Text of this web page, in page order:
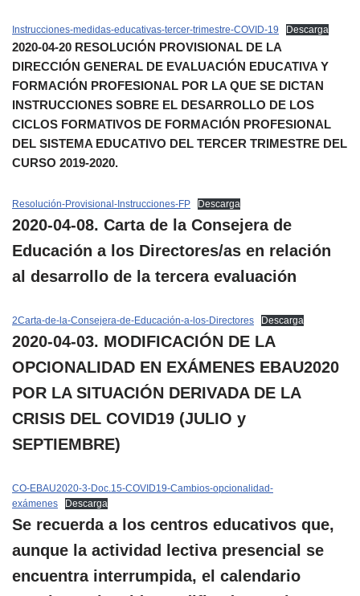
Instrucciones-medidas-educativas-tercer-trimestre-COVID-19 Descarga
2020-04-20 RESOLUCIÓN PROVISIONAL DE LA
DIRECCIÓN GENERAL DE EVALUACIÓN EDUCATIVA Y
FORMACIÓN PROFESIONAL POR LA QUE SE DICTAN
INSTRUCCIONES SOBRE EL DESARROLLO DE LOS
CICLOS FORMATIVOS DE FORMACIÓN PROFESIONAL
DEL SISTEMA EDUCATIVO DEL TERCER TRIMESTRE DEL
CURSO 2019-2020.
Resolución-Provisional-Instrucciones-FP Descarga
2020-04-08. Carta de la Consejera de
Educación a los Directores/as en relación
al desarrollo de la tercera evaluación
2Carta-de-la-Consejera-de-Educación-a-los-Directores Descarga
2020-04-03. MODIFICACIÓN DE LA
OPCIONALIDAD EN EXÁMENES EBAU2020
POR LA SITUACIÓN DERIVADA DE LA
CRISIS DEL COVID19 (JULIO y
SEPTIEMBRE)
CO-EBAU2020-3-Doc.15-COVID19-Cambios-opcionalidad-
exámenes
Descarga
Se recuerda a los centros educativos que,
aunque la actividad lectiva presencial se
encuentra interrumpida, el calendario